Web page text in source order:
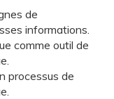
de
informations.
comme outil de
processus de